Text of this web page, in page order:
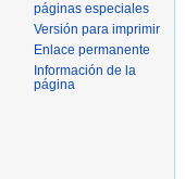
páginas especiales
Versión para imprimir
Enlace permanente
Información de la
página